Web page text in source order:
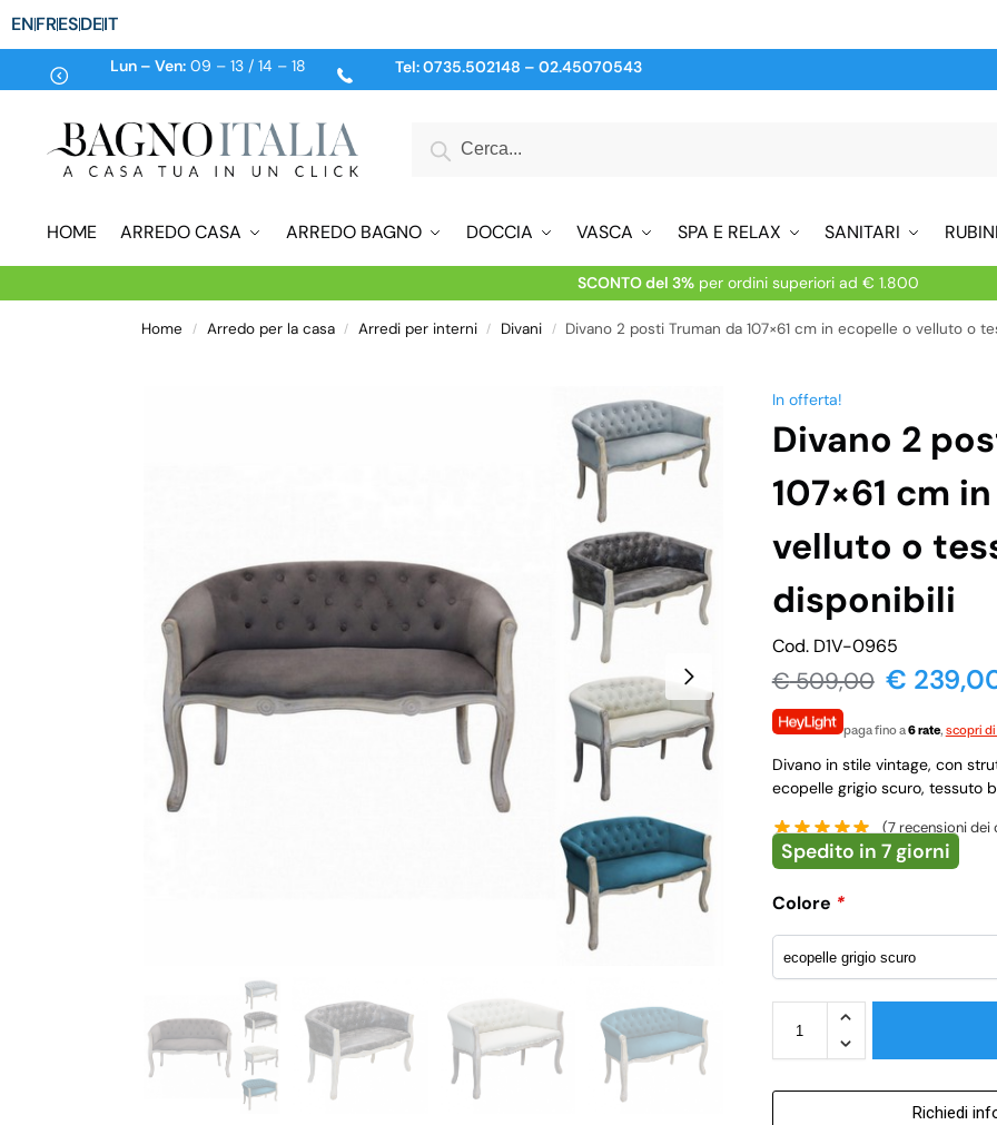
ENFRESDEIT
Lun – Ven:09 – 13 / 14 – 18 Tel:0735.502148 – 02.45070543
HOME ARREDO CASA ARREDO BAGNO DOCCIA VASCA SPA E RELAX SANITARI
SCONTO del 3%per ordini superiori ad € 1.800
Home / Arredo per la casa / Arredi per interni / Divani / Divano 2 posti Truman da 107×61 cm in ecopelle o velluto o
In offerta!
Divano 2
107×61 cm
velluto o
disponibili
Cod. D1V-0965
€509,00 €
paga fino a6 rate, scopri di
Divano in stile vintage, con
ecopelle grigio scuro, tessuto
(7 recensioni dei
Spedito in 7 giorni
Colore *
Richiedi